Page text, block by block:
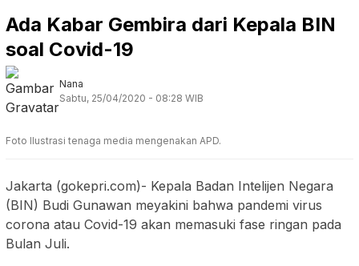
Ada Kabar Gembira dari Kepala BIN
soal Covid-19
Nana
Sabtu, 25/04/2020 - 08:28 WIB
Foto Ilustrasi tenaga media mengenakan APD.
Jakarta (gokepri.com)- Kepala Badan Intelijen Negara
(BIN) Budi Gunawan meyakini bahwa pandemi virus
corona atau Covid-19 akan memasuki fase ringan pada
Bulan Juli.